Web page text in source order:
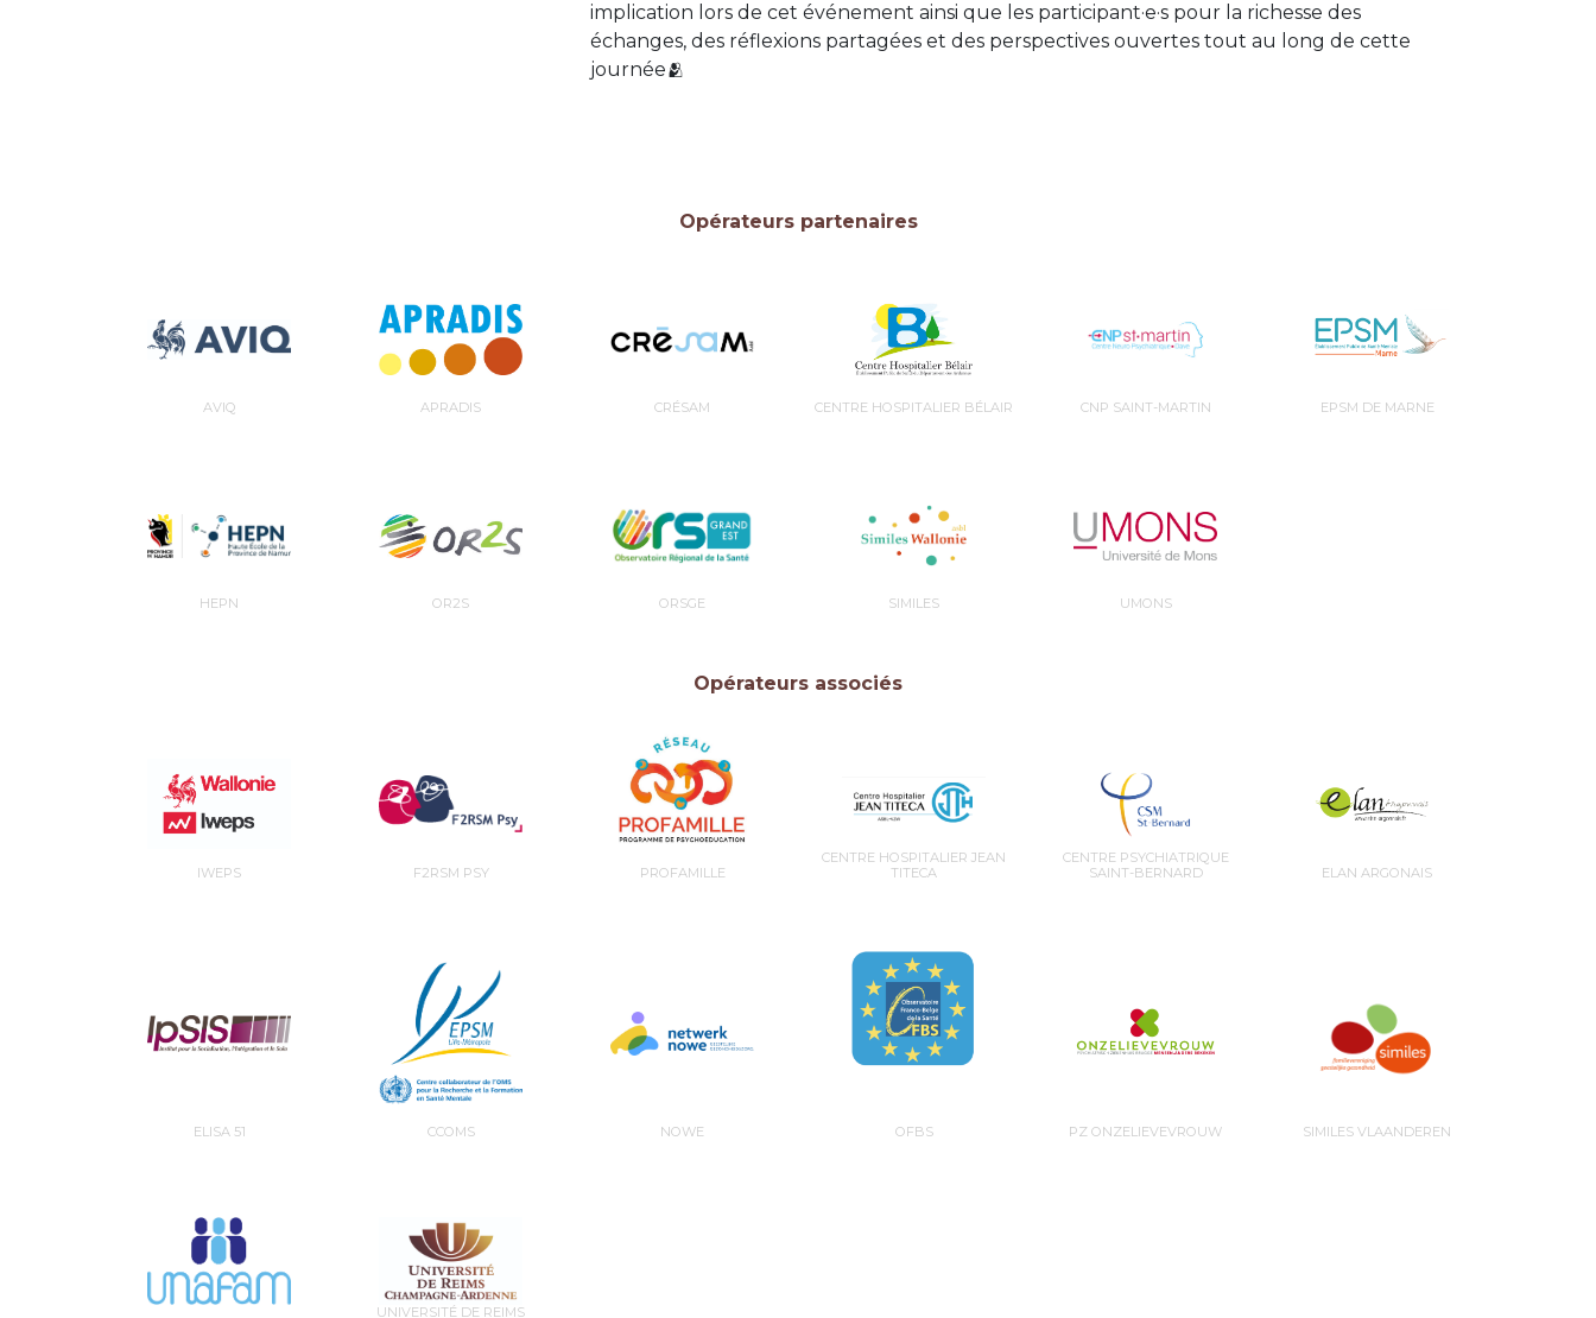
implication lors de cet événement ainsi que les participant·e·s pour la richesse des
échanges, des réflexions partagées et des perspectives ouvertes tout au long de cette
journée🫂
Opérateurs partenaires
AVIQ APRADIS CRÉSAM CENTRE HOSPITALIER BÉLAIR CNP SAINT-MARTIN EPSM DE MARNE
HEPN OR2S ORSGE SIMILES UMONS
Opérateurs associés
IWEPS F2RSM PSY PROFAMILLE
CENTRE HOSPITALIER JEAN
TITECA
CENTRE PSYCHIATRIQUE
SAINT-BERNARD
ELAN ARGONAIS
ELISA 51 CCOMS NOWE OFBS PZ ONZELIEVEVROUW SIMILES VLAANDEREN
UNIVERSITÉ DE REIMS